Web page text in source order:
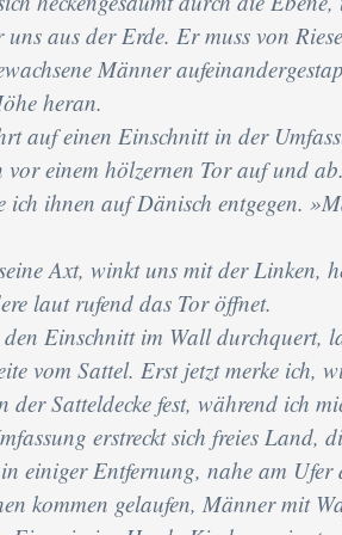
aus der Erde. Er muss von
Männer
heran.
auf einen Einschnitt in der
vor einem hölzernen Tor auf und ab.
ich ihnen auf Dänisch entgegen.
Axt, winkt uns mit der Linken,
laut rufend das Tor öffnet.
Einschnitt im Wall durchquert,
vom Sattel. Erst jetzt merke ich,
der Satteldecke fest, während ich
erstreckt sich freies Land,
einiger Entfernung, nahe am Ufer
kommen gelaufen, Männer mit